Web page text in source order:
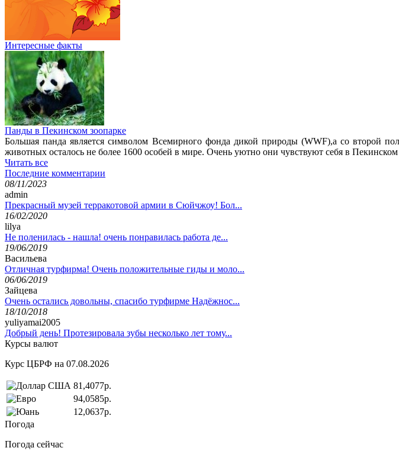
Интересные факты
Панды в Пекинском зоопарке
Большая панда является символом Всемирного фонда дикой природы (WWF),а со второй
животных осталось не более 1600 особей в мире. Очень уютно они чувствуют себя в Пекинском
Читать все
Последние комментарии
08/11/2023
admin
Прекрасный музей терракотовой армии в Сюйчжоу! Бол...
16/02/2020
lilya
Не поленилась - нашла! очень понравилась работа де...
19/06/2019
Васильева
Отличная турфирма! Очень положительные гиды и моло...
06/06/2019
Зайцева
Очень остались довольны, спасибо турфирме Надёжнос...
18/10/2018
yuliyamai2005
Добрый день! Протезировала зубы несколько лет тому...
Курсы валют
Курс ЦБРФ на 07.08.2026
81,4077р.
94,0585р.
12,0637р.
Погода
Погода сейчас